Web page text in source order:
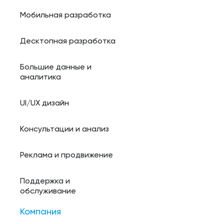
Мобильная разработка
Десктопная разработка
Большие данные и
аналитика
UI/UX дизайн
Консультации и анализ
Реклама и продвижение
Поддержка и
обслуживание
Компания